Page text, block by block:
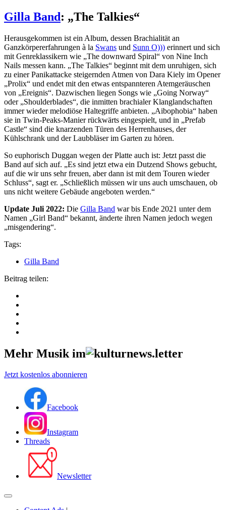
Gilla Band: „The Talkies“
Herausgekommen ist ein Album, dessen Brachialität an
Ganzkörpererfahrungen à la Swans und Sunn O))) erinnert und sich
mit Genreklassikern wie „The downward Spiral“ von Nine Inch
Nails messen kann. „The Talkies“ beginnt mit dem unruhigen, sich
zu einer Panikattacke steigernden Atmen von Dara Kiely im Opener
„Prolix“ und endet mit den etwas entspannteren Atemgeräuschen
von „Ereignis“. Dazwischen liegen Songs wie „Going Norway“
oder „Shoulderblades“, die inmitten brachialer Klanglandschaften
immer wieder melodiöse Haltegriffe anbieten. „Aibophobia“ haben
sie in Twin-Peaks-Manier rückwärts eingespielt, und in „Prefab
Castle“ sind die knarzenden Türen des Herrenhauses, der
Kühlschrank und der Laubbläser im Garten zu hören.
So euphorisch Duggan wegen der Platte auch ist: Jetzt passt die
Band auf sich auf. „Es sind jetzt etwa ein Dutzend Shows gebucht,
auf die wir uns sehr freuen, aber dann ist mit dem Touren wieder
Schluss“, sagt er. „Schließlich müssen wir uns auch umschauen, ob
uns nicht weitere Gebäude angeboten werden.“
Update Juli 2022: Die Gilla Band war bis Ende 2021 unter dem
Namen „Girl Band“ bekannt, änderte ihren Namen jedoch wegen
„misgendering“.
Tags:
Gilla Band
Beitrag teilen:
Mehr Musik im
Jetzt kostenlos abonnieren
Facebook
Instagram
Threads
Newsletter